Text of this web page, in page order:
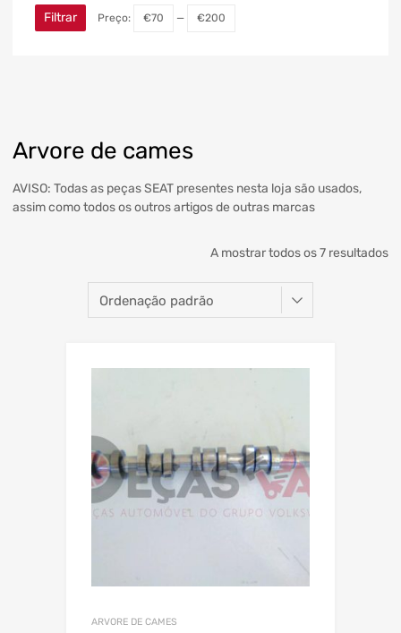
Arvore de cames
AVISO: Todas as peças SEAT presentes nesta loja são usados,
assim como todos os outros artigos de outras marcas
A mostrar todos os 7 resultados
ARVORE DE CAMES
Filtrar Preço: €70 — €200